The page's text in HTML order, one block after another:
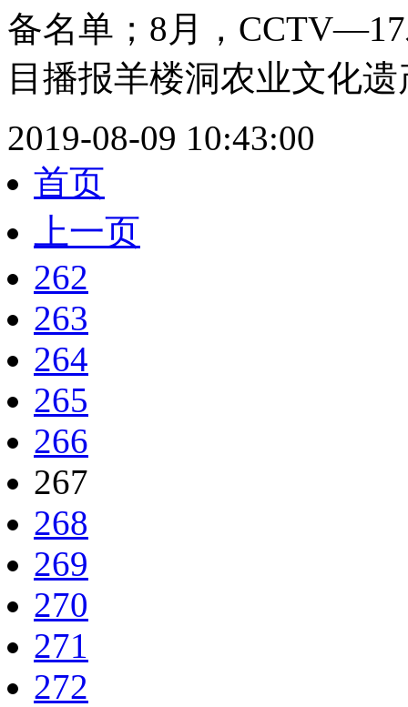
备名单；8月，
目播报羊楼洞农业文化遗
2019-08-09 10:43:00
首页
上一页
262
263
264
265
266
267
268
269
270
271
272